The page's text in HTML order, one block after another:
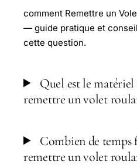
comment Remettre un
— guide pratique et
cette question.
Quel est le matériel
remettre un volet
Combien de
remettre un volet